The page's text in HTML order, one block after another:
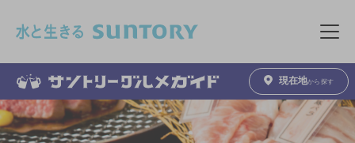
メニュ
現在地から探す